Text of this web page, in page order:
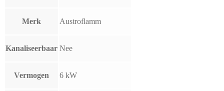
Merk Austroflamm
Kanaliseerbaar Nee
Vermogen 6 kW